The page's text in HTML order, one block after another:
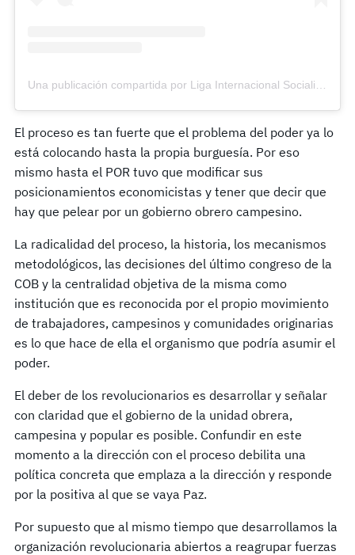
El proceso es tan fuerte que el problema del poder ya lo
está colocando hasta la propia burguesía. Por eso
mismo hasta el POR tuvo que modificar sus
posicionamientos economicistas y tener que decir que
hay que pelear por un gobierno obrero campesino.
La radicalidad del proceso, la historia, los mecanismos
metodológicos, las decisiones del último congreso de la
COB y la centralidad objetiva de la misma como
institución que es reconocida por el propio movimiento
de trabajadores, campesinos y comunidades originarias
es lo que hace de ella el organismo que podría asumir el
poder.
El deber de los revolucionarios es desarrollar y señalar
con claridad que el gobierno de la unidad obrera,
campesina y popular es posible. Confundir en este
momento a la dirección con el proceso debilita una
política concreta que emplaza a la dirección y responde
por la positiva al que se vaya Paz.
Por supuesto que al mismo tiempo que desarrollamos la
organización revolucionaria abiertos a reagrupar fuerzas